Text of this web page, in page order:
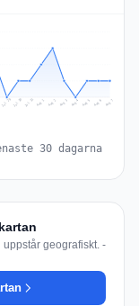
Jul 29 Jul 30 Jul 31 Aug 1 Aug 2 Aug 3 Aug 4 Aug 5 Aug 6 Aug 7
30 dagarna
geografiskt. -